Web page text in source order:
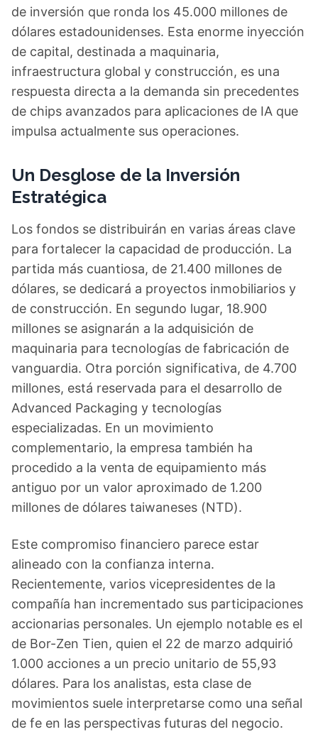
de inversión que ronda los 45.000 millones de
dólares estadounidenses. Esta enorme inyección
de capital, destinada a maquinaria,
infraestructura global y construcción, es una
respuesta directa a la demanda sin precedentes
de chips avanzados para aplicaciones de IA que
impulsa actualmente sus operaciones.
Un Desglose de la Inversión
Estratégica
Los fondos se distribuirán en varias áreas clave
para fortalecer la capacidad de producción. La
partida más cuantiosa, de 21.400 millones de
dólares, se dedicará a proyectos inmobiliarios y
de construcción. En segundo lugar, 18.900
millones se asignarán a la adquisición de
maquinaria para tecnologías de fabricación de
vanguardia. Otra porción significativa, de 4.700
millones, está reservada para el desarrollo de
Advanced Packaging y tecnologías
especializadas. En un movimiento
complementario, la empresa también ha
procedido a la venta de equipamiento más
antiguo por un valor aproximado de 1.200
millones de dólares taiwaneses (NTD).
Este compromiso financiero parece estar
alineado con la confianza interna.
Recientemente, varios vicepresidentes de la
compañía han incrementado sus participaciones
accionarias personales. Un ejemplo notable es el
de Bor-Zen Tien, quien el 22 de marzo adquirió
1.000 acciones a un precio unitario de 55,93
dólares. Para los analistas, esta clase de
movimientos suele interpretarse como una señal
de fe en las perspectivas futuras del negocio.